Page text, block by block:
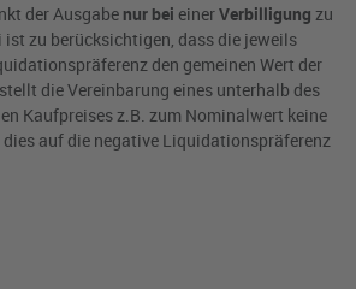
der Ausgabe nur bei einerVerbilligung zu
ist zu berücksichtigen, dass die jeweils
den gemeinen Wert der
die Vereinbarung eines unterhalb des
Kaufpreises z.B. zum Nominalwert keine
auf die negative Liquidationspräferenz